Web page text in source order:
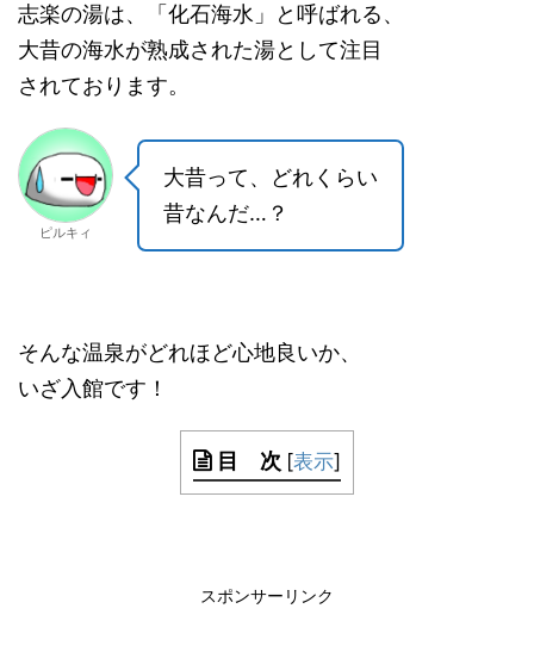
志楽の湯は、「化石海水」と呼ばれる、
大昔の海水が熟成された湯として注目
されております。
ピルキィ
大昔って、どれくらい
昔なんだ…？
そんな温泉がどれほど心地良いか、
いざ入館です！
目 次 [表示]
スポンサーリンク